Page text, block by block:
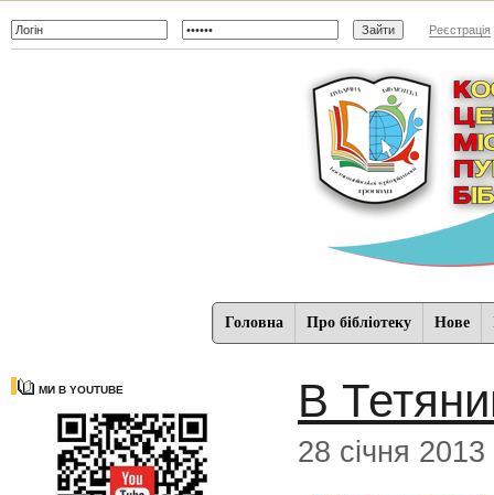
Реєстрація
Головна Про бібліотеку Нове
МИ В YOUTUBE В
28 січня 2013